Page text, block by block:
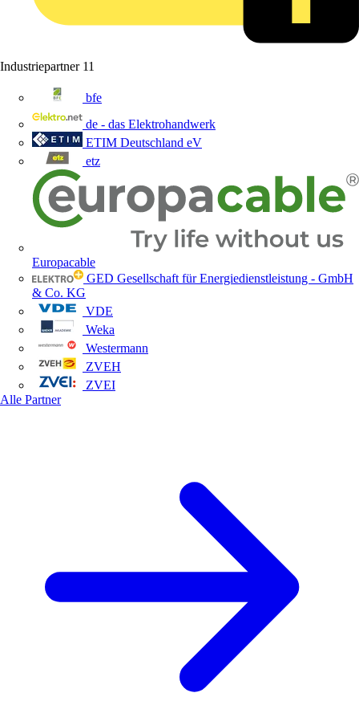
Industriepartner 11
bfe
de - das Elektrohandwerk
ETIM Deutschland eV
etz
Europacable
GED Gesellschaft für Energiedienstleistung - GmbH
& Co. KG
VDE
Weka
Westermann
ZVEH
ZVEI
Alle Partner